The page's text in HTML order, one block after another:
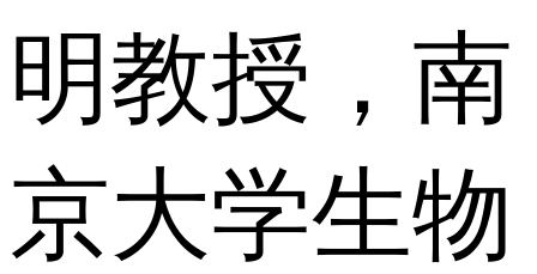
明教授，南
京大学生物